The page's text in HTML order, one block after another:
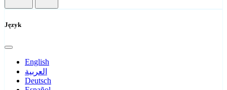
Język
English
العربية
Deutsch